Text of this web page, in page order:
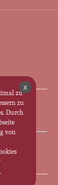
zu
zu
Durch
von
.
X